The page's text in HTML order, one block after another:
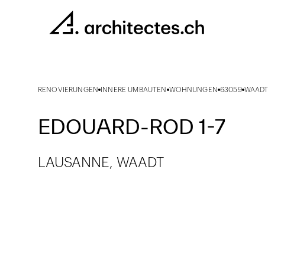
RENOVIERUNGEN INNERE UMBAUTEN WOHNUNGEN 63059 WAADT
EDOUARD-ROD 1-7
LAUSANNE, WAADT